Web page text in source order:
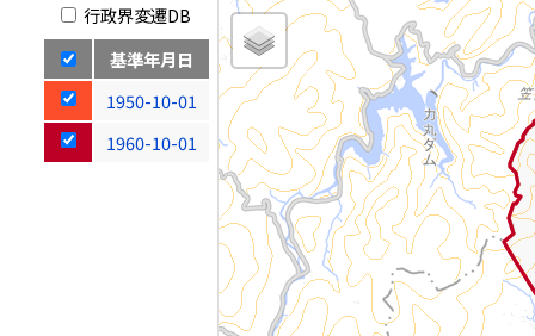
行政界変遷DB
基準年月日
1950-10-01
1960-10-01